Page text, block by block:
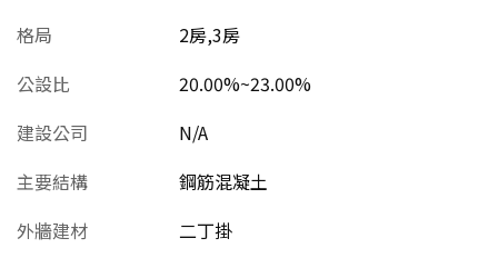
格局
2房,3房
公設比
20.00%~23.00%
建設公司
N/A
主要結構
鋼筋混凝土
外牆建材
二丁掛